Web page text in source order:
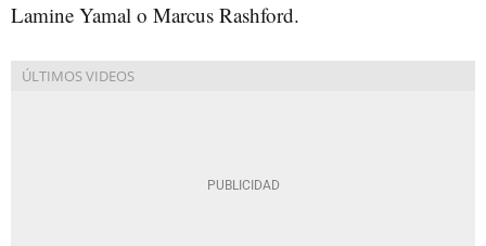
Lamine Yamal o Marcus Rashford.